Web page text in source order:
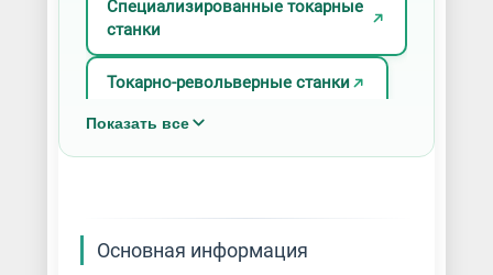
Специализированные токарные
станки
Токарно-револьверные станки
Показать все
Основная информация